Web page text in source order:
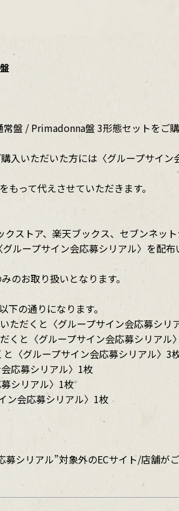
常盤 / Primadonna盤 3形態セットをご
入いただいた方には〈グループサイ
って代えさせていただきます。
クストア、楽天ブックス、セブンネッ
ループサイン会応募シリアル〉を配
のお取り扱いとなります。
の通りになります。
ただくと〈グループサイン会応募シリ
くと〈グループサイン会応募シリアル
〈グループサイン会応募シリアル〉3
応募シリアル〉1枚
シリアル〉1枚
ン会応募シリアル〉1枚
シリアル”対象外のECサイト/店舗が